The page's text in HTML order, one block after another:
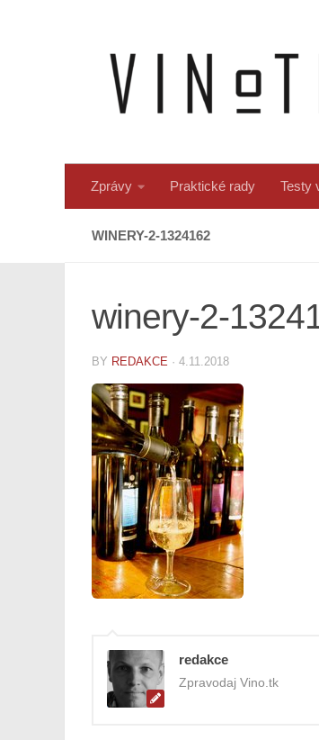
Zprávy Praktické rady Testy
WINERY-2-1324162
winery-2-
BY REDAKCE · 4.11.2018
redakce
Zpravodaj Vino.tk